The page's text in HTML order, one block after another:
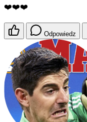
❤️❤️❤️
Odpowiedz